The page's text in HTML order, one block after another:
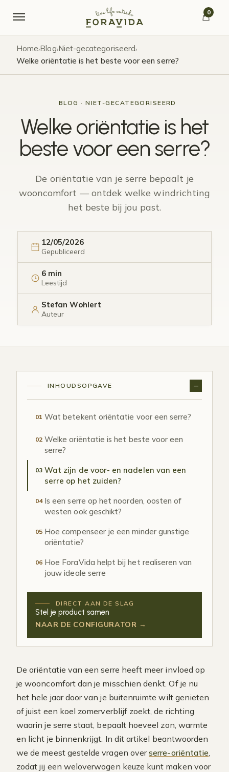
0
Home›Blog›Niet-gecategoriseerd›
Welke oriëntatie is het beste voor een serre?
BLOG · NIET-GECATEGORISEERD
Welke oriëntatie is het
beste voor een serre?
De oriëntatie van je serre bepaalt je
wooncomfort — ontdek welke windrichting
het beste bij jou past.
12/05/2026
Gepubliceerd
6 min
Leestijd
Stefan Wohlert
Auteur
INHOUDSOPGAVE
01 Wat betekent oriëntatie voor een serre?
02 Welke oriëntatie is het beste voor een
serre?
03 Wat zijn de voor- en nadelen van een
serre op het zuiden?
04 Is een serre op het noorden, oosten of
westen ook geschikt?
05 Hoe compenseer je een minder gunstige
oriëntatie?
06 Hoe ForaVida helpt bij het realiseren van
jouw ideale serre
DIRECT AAN DE SLAG
Stel je product samen
NAAR DE CONFIGURATOR →
De oriëntatie van een serre heeft meer invloed op
je wooncomfort dan je misschien denkt. Of je nu
het hele jaar door van je buitenruimte wilt genieten
of juist een koel zomerverblijf zoekt, de richting
waarin je serre staat, bepaalt hoeveel zon, warmte
en licht je binnenkrijgt. In dit artikel beantwoorden
we de meest gestelde vragen overserre-oriëntatie,
zodat jij een weloverwogen keuze kunt maken voor